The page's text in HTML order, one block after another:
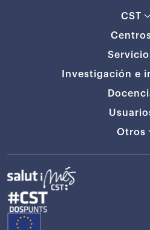
CST
Investigación e
Otros